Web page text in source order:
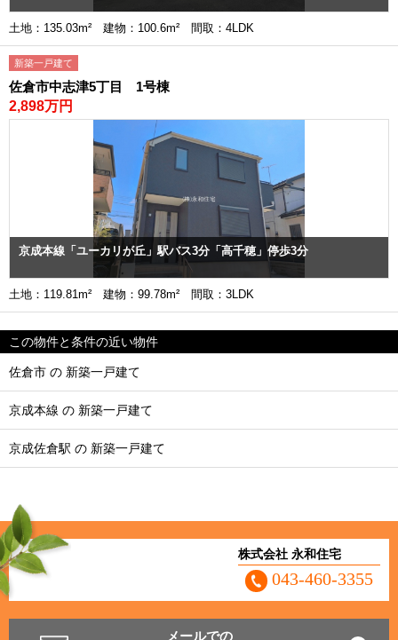
土地：135.03m² 建物：100.6m² 間取：4LDK
新築一戸建て
佐倉市中志津5丁目 1号棟
2,898万円
京成本線「ユーカリが丘」駅バス3分「高千穂」停歩3分
土地：119.81m² 建物：99.78m² 間取：3LDK
この物件と条件の近い物件
佐倉市 の 新築一戸建て
京成本線 の 新築一戸建て
京成佐倉駅 の 新築一戸建て
株式会社 永和住宅
043-460-3355
メールでの